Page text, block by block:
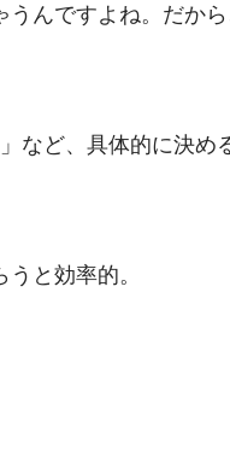
んですよね。だか
など、具体的に決め
と効率的。